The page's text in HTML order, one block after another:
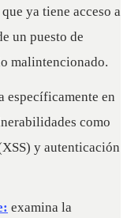
ya tiene acceso a
un puesto de
malintencionado.
específicamente en
como
y autenticación
examina la